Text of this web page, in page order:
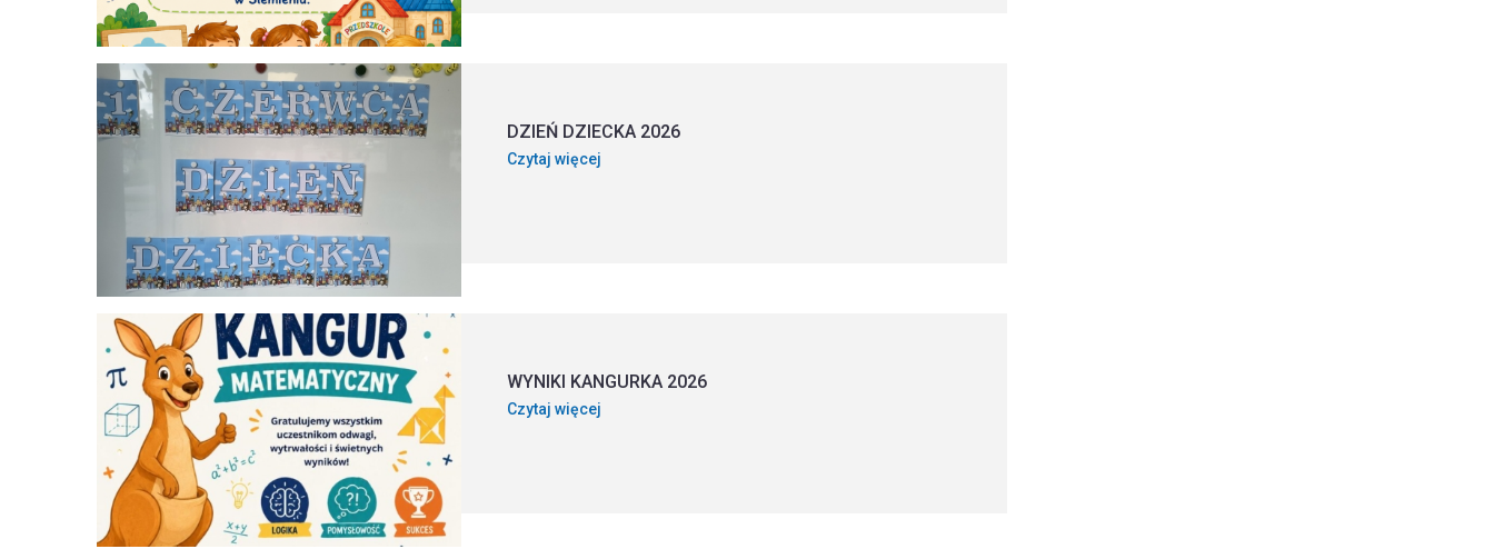
DZIEŃ DZIECKA 2026
Czytaj więcej
WYNIKI KANGURKA 2026
Czytaj więcej